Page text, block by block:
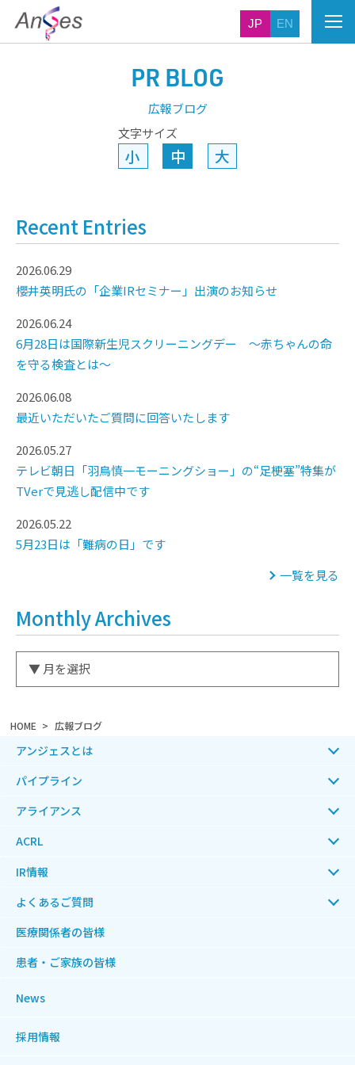
JP EN
HOME 広報ブログ
PR BLOG
広報ブログ
文字サイズ
小 中 大
Recent Entries
2026.06.29
櫻井英明氏の「企業IRセミナー」出演のお知らせ
2026.06.24
6月28日は国際新生児スクリーニングデー ～赤ちゃんの命
を守る検査とは～
2026.06.08
最近いただいたご質問に回答いたします
2026.05.27
テレビ朝日「羽鳥慎一モーニングショー」の“足梗塞”特集が
TVerで見逃し配信中です
2026.05.22
5月23日は「難病の日」です
一覧を見る
Monthly Archives
アンジェスとは
パイプライン
アライアンス
ACRL
IR情報
よくあるご質問
医療関係者の皆様
患者・ご家族の皆様
News
採用情報